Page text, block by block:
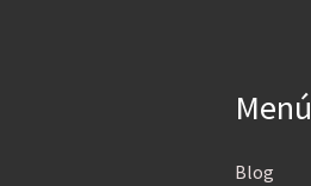
Menú
Blog